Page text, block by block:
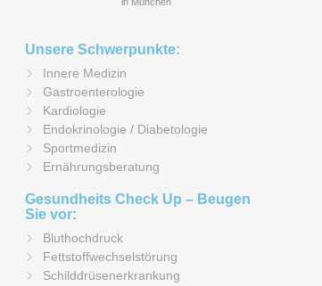
Unsere Schwerpunkte:
Innere Medizin
Gastroenterologie
Kardiologie
Endokrinologie / Diabetologie
Sportmedizin
Ernährungsberatung
Gesundheits Check Up – Beugen
Sie vor:
Bluthochdruck
Fettstoffwechselstörung
Schilddrüsenerkrankung